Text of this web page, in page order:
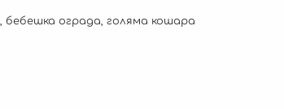
бебешка ограда голяма кошара